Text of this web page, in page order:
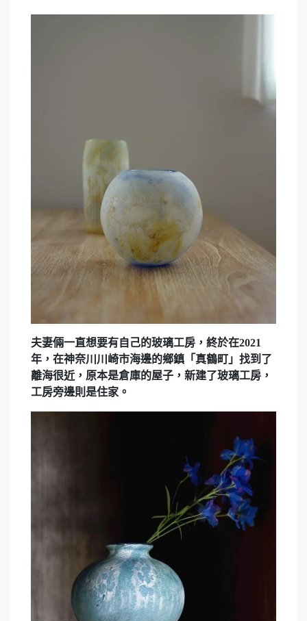
夫妻倆一直想要有自己的玻璃工房，終於在2021
年，在神奈川川崎市海邊的鄉鎮「真鶴町」找到了
離海很近，原本是倉庫的屋子，新建了玻璃工房，
工房旁邊則是住家。